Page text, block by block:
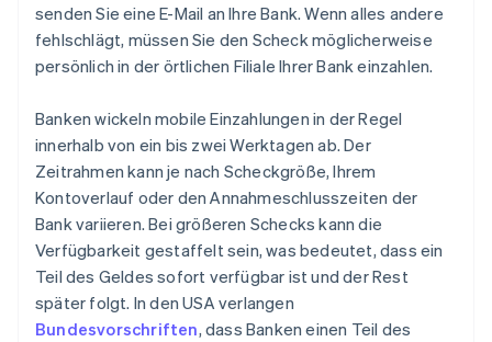
senden Sie eine E-Mail an Ihre Bank. Wenn alles andere
fehlschlägt, müssen Sie den Scheck möglicherweise
persönlich in der örtlichen Filiale Ihrer Bank einzahlen.
Banken wickeln mobile Einzahlungen in der Regel
innerhalb von ein bis zwei Werktagen ab. Der
Zeitrahmen kann je nach Scheckgröße, Ihrem
Kontoverlauf oder den Annahmeschlusszeiten der
Bank variieren. Bei größeren Schecks kann die
Verfügbarkeit gestaffelt sein, was bedeutet, dass ein
Teil des Geldes sofort verfügbar ist und der Rest
später folgt. In den USA verlangen
Bundesvorschriften, dass Banken einen Teil des